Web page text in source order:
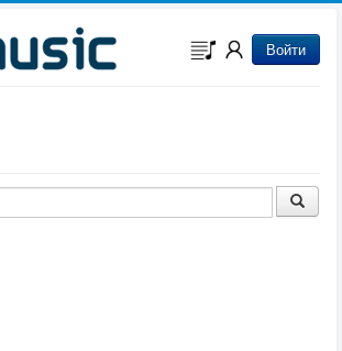
Войти
навигацию
Музыка из сериалов